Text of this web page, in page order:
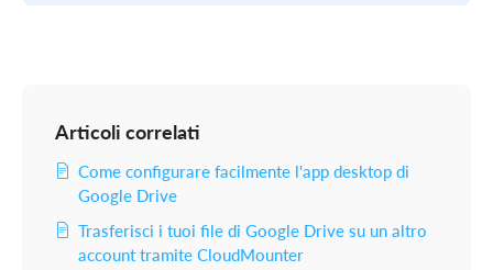
Articoli correlati
Come configurare facilmente l'app desktop di
Google Drive
Trasferisci i tuoi file di Google Drive su un altro
account tramite CloudMounter